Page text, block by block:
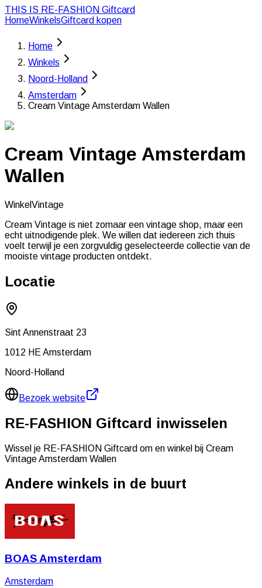
THIS IS RE-FASHION Giftcard
HomeWinkelsGiftcard kopen
Home
Winkels
Noord-Holland
Amsterdam
Cream Vintage Amsterdam Wallen
Cream Vintage Amsterdam
Wallen
WinkelVintage
Cream Vintage is niet zomaar een vintage shop, maar een
echt uitnodigende plek. We willen dat iedereen zich thuis
voelt terwijl je een zorgvuldig geselecteerde collectie van de
mooiste vintage producten ontdekt.
Locatie
Sint Annenstraat 23
1012 HE Amsterdam
Noord-Holland
Bezoek website
RE-FASHION Giftcard inwisselen
Wissel je RE-FASHION Giftcard om en winkel bij Cream
Vintage Amsterdam Wallen
Andere winkels in de buurt
BOAS Amsterdam
Amsterdam